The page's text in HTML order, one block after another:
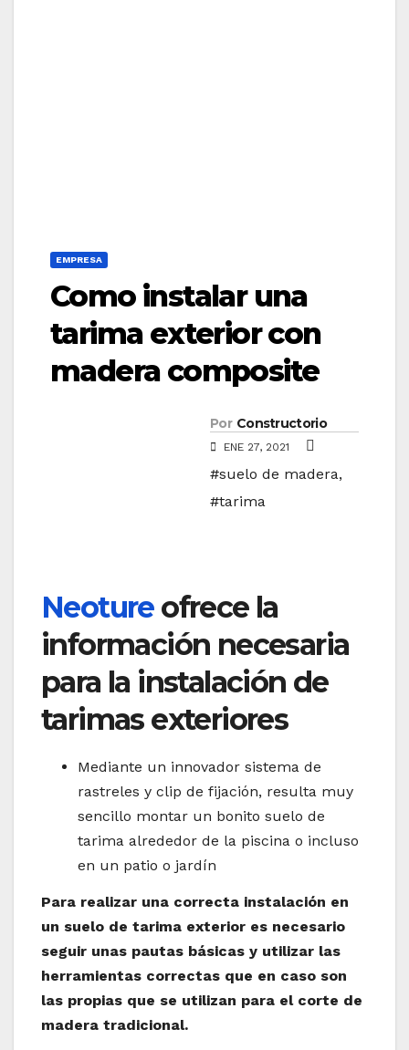
EMPRESA
Como instalar una
tarima exterior con
madera composite
Por Constructorio
ENE 27, 2021
#suelo de madera,
#tarima
Neotureofrece la
información necesaria
para la instalación de
tarimas exteriores
Mediante un innovador sistema de
rastreles y clip de fijación, resulta muy
sencillo montar un bonito suelo de
tarima alrededor de la piscina o incluso
en un patio o jardín
Para realizar una correcta instalación en
un suelo de tarima exterior es necesario
seguir unas pautas básicas y utilizar las
herramientas correctas que en caso son
las propias que se utilizan para el corte de
madera tradicional.